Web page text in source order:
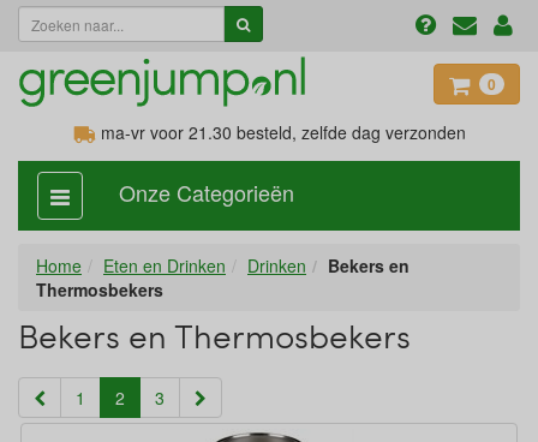
0
ma-vr voor 21.30 besteld, zelfde dag verzonden
categorie
aan,
Onze Categorieën
Home Eten en Drinken Drinken
Bekers en
Thermosbekers
Bekers en Thermosbekers
1 2 (current)
3